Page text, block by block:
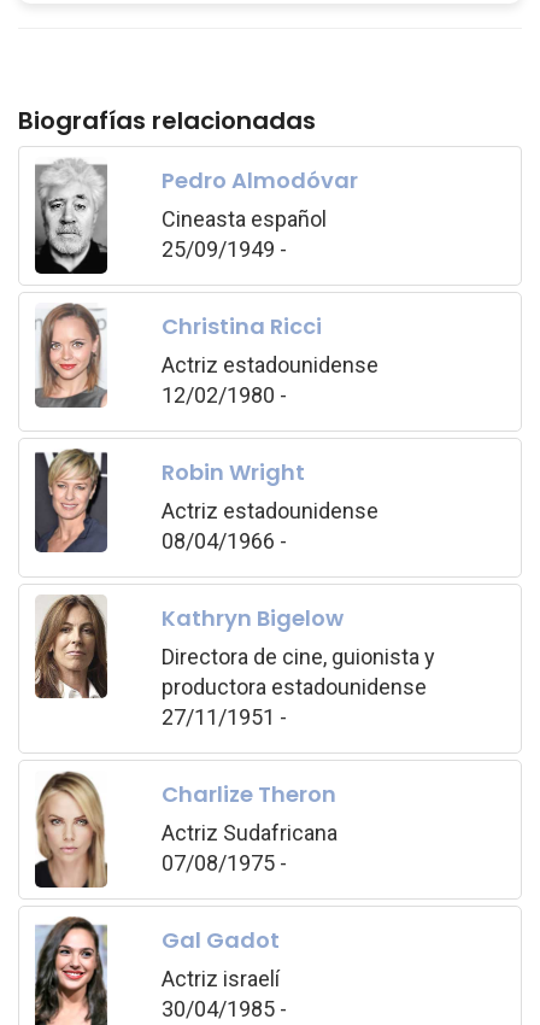
Biografías relacionadas
Pedro Almodóvar
Cineasta español
25/09/1949 -
Christina Ricci
Actriz estadounidense
12/02/1980 -
Robin Wright
Actriz estadounidense
08/04/1966 -
Kathryn Bigelow
Directora de cine, guionista y
productora estadounidense
27/11/1951 -
Charlize Theron
Actriz Sudafricana
07/08/1975 -
Gal Gadot
Actriz israelí
30/04/1985 -